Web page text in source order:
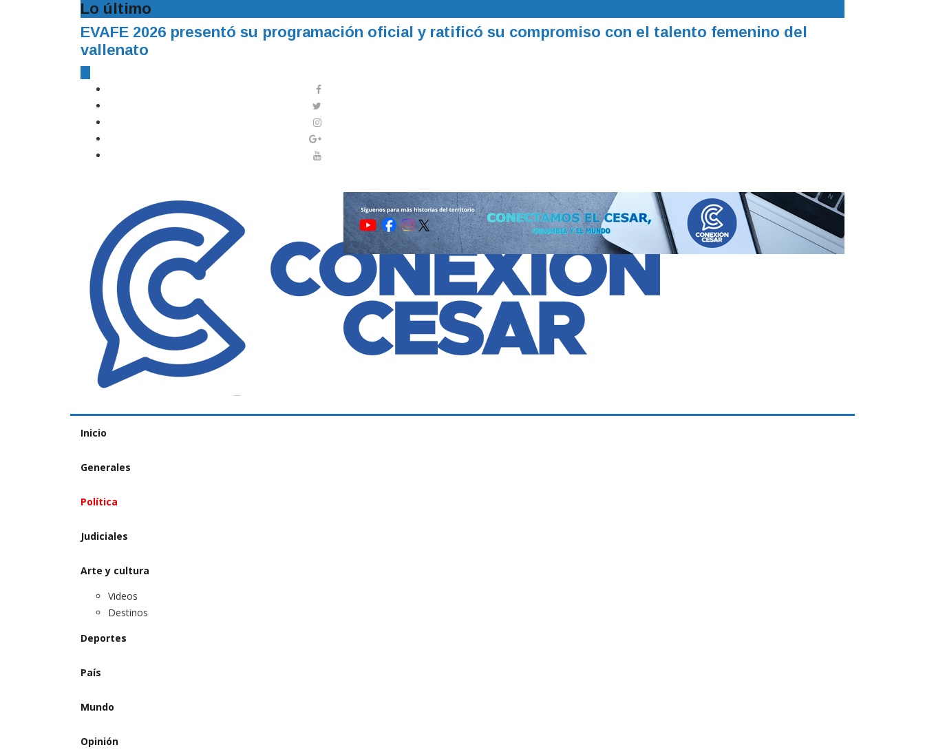
Lo último
EVAFE 2026 presentó su programación oficial y ratificó su compromiso con el talento femenino del
vallenato
Inicio
Generales
Política
Judiciales
Arte y cultura
Videos
Destinos
Deportes
País
Mundo
Opinión